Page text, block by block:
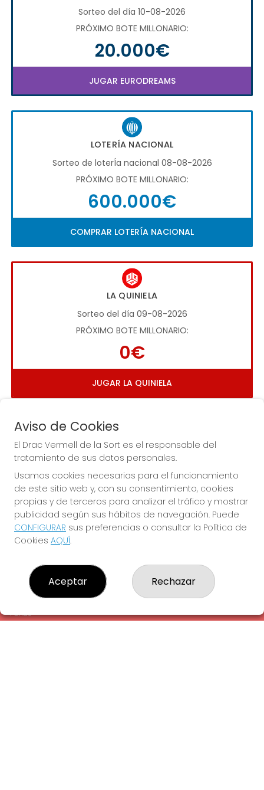
Sorteo del día 10-08-2026
PRÓXIMO BOTE MILLONARIO:
20.000€
JUGAR EURODREAMS
LOTERÍA NACIONAL
Sorteo de loterÍa nacional 08-08-2026
PRÓXIMO BOTE MILLONARIO:
600.000€
COMPRAR LOTERÍA NACIONAL
LA QUINIELA
Sorteo del día 09-08-2026
PRÓXIMO BOTE MILLONARIO:
0€
JUGAR LA QUINIELA
Imagen anterior
EL DRAC VERMELL DE LA SORT
¿Quiénes somos?
Comprar lotería
Contacto
Empresas
Peñas
Aviso de Cookies
El Drac Vermell de la Sort es el responsable del
tratamiento de sus datos personales.
Usamos cookies necesarias para el funcionamiento
de este sitio web y, con su consentimiento, cookies
propias y de terceros para analizar el tráfico y mostrar
publicidad según sus hábitos de navegación. Puede
CONFIGURAR sus preferencias o consultar la Política de
Cookies AQUÍ.
Aceptar Rechazar